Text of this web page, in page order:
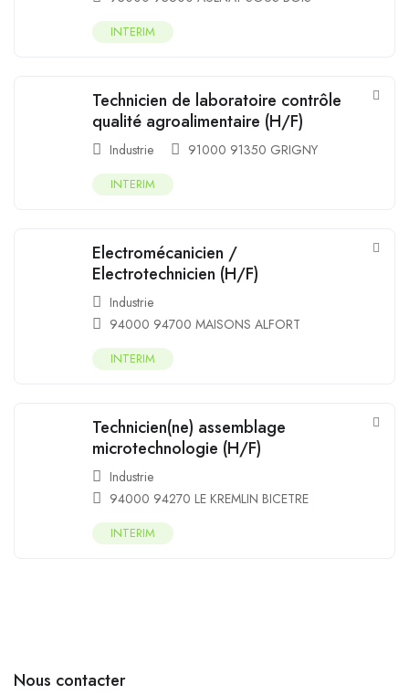
INTERIM
Technicien de laboratoire contrôle
qualité agroalimentaire (H/F)
Industrie 91000 91350 GRIGNY
INTERIM
Electromécanicien /
Electrotechnicien (H/F)
Industrie
94000 94700 MAISONS ALFORT
INTERIM
Technicien(ne) assemblage
microtechnologie (H/F)
Industrie
94000 94270 LE KREMLIN BICETRE
INTERIM
Nous contacter